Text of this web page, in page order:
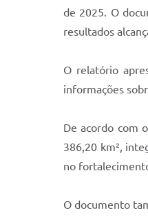
de 2025. O
resultados
O relatório
informações
De acordo com
386,20 km²,
no
O documento